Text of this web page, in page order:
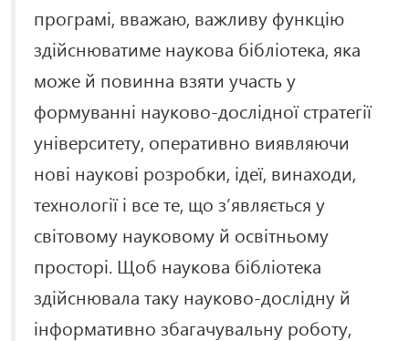
програмі, вважаю, важливу функцію
здійснюватиме наукова бібліотека, яка
може й повинна взяти участь у
формуванні науково-дослідної стратегії
університету, оперативно виявляючи
нові наукові розробки, ідеї, винаходи,
технології і все те, що з’являється у
світовому науковому й освітньому
просторі. Щоб наукова бібліотека
здійснювала таку науково-дослідну й
інформативно збагачувальну роботу,